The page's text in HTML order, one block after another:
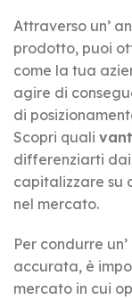
Attraverso un’
prodotto, puoi
come la tua
agire di
di
Scopri quali
differenziarti dai
capitalizzare su
nel mercato.
Per condurre
accurata, è
mercato in cui